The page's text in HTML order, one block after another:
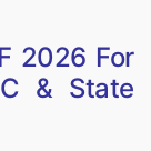
2026 For
& State